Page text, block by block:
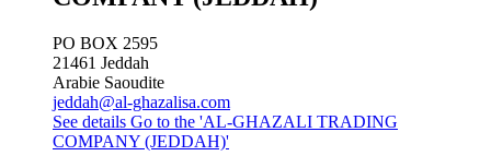
PO BOX 2595
21461 Jeddah
Arabie Saoudite
jeddah@al-ghazalisa.com
See details Go to the 'AL-GHAZALI TRADING
COMPANY (JEDDAH)'